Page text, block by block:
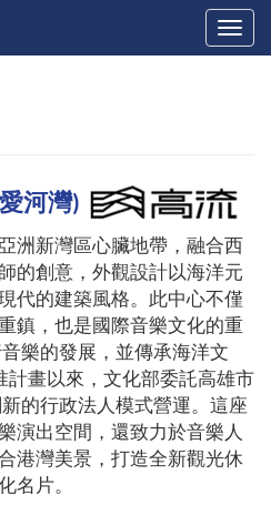
河灣)
洲新灣區心臟地帶，融合西
的創意，外觀設計以海洋元
代的建築風格。此中心不僅
鎮，也是國際音樂文化的重
樂的發展，並傳承海洋文
計畫以來，文化部委託高雄市
的行政法人模式營運。這座
演出空間，還致力於音樂人
港灣美景，打造全新觀光休
名片。